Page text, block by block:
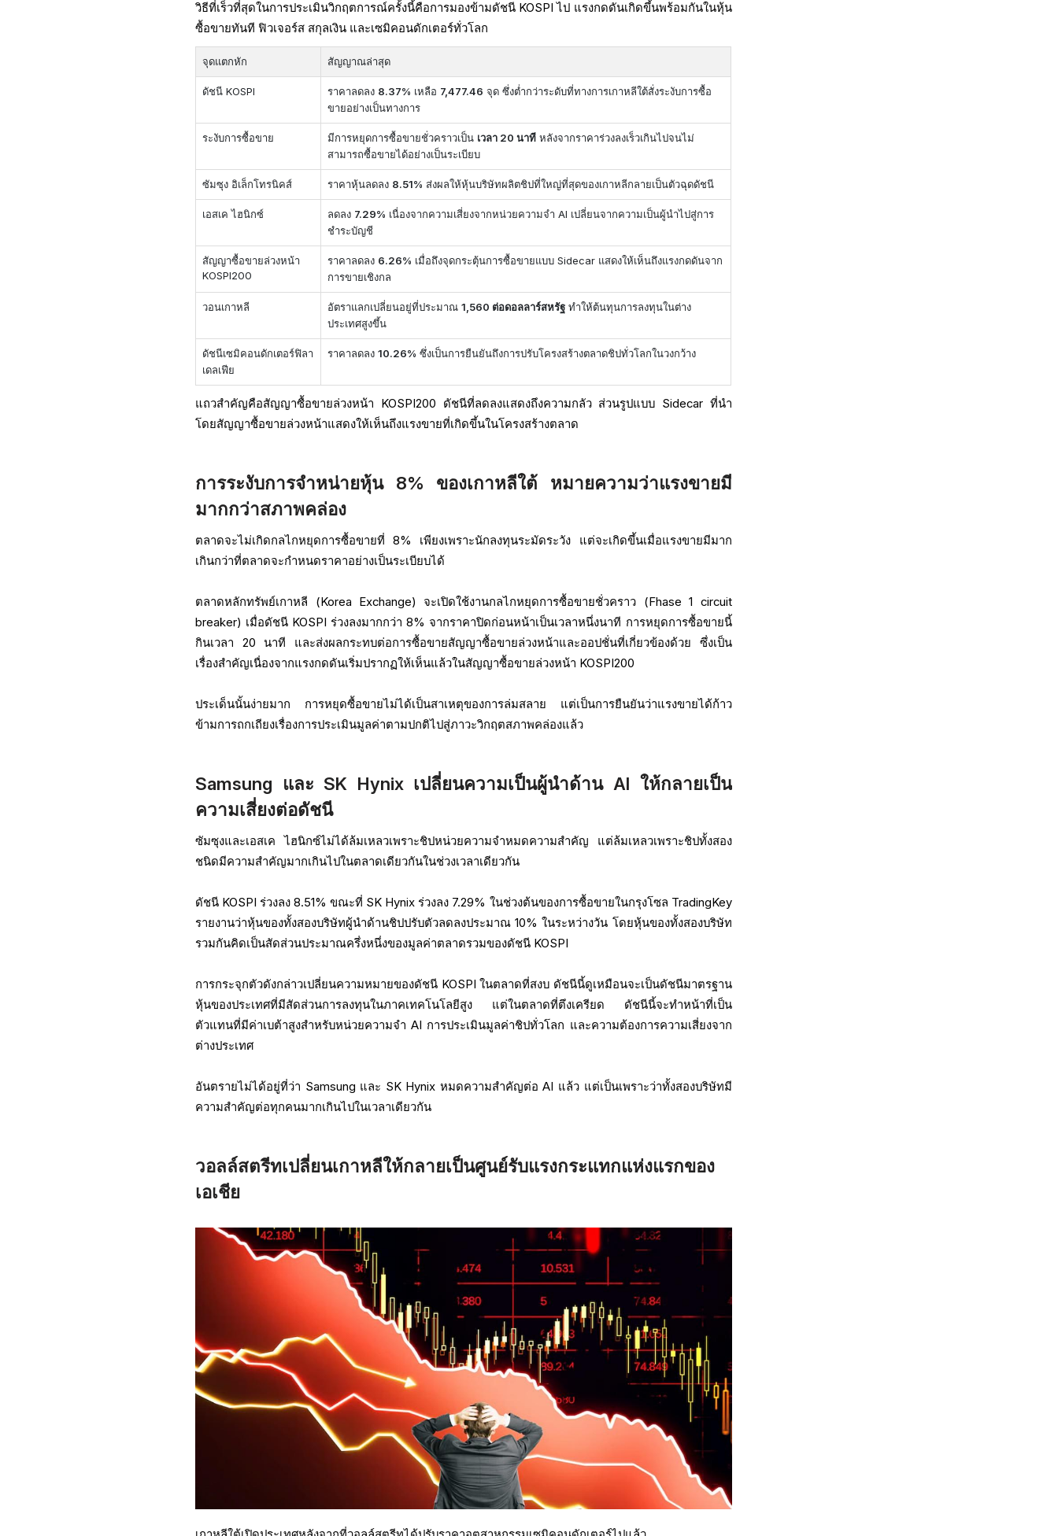
วิธีที่เร็วที่สุดในการประเมินวิกฤตการณ์ครั้งนี้คือการมองข้ามดัชนี KOSPI ไป แรงกดดันเกิดขึ้นพร้อมกันในหุ้น
ซื้อขายทันที ฟิวเจอร์ส สกุลเงิน และเซมิคอนดักเตอร์ทั่วโลก
จุดแตกหัก สัญญาณล่าสุด
ดัชนี KOSPI ราคาลดลง 8.37% เหลือ 7,477.46 จุด ซึ่งต่ำกว่าระดับที่ทางการเกาหลีใต้สั่งระงับการซื้อ
ขายอย่างเป็นทางการ
ระงับการซื้อขาย มีการหยุดการซื้อขายชั่วคราวเป็น เวลา 20 นาที หลังจากราคาร่วงลงเร็วเกินไปจนไม่
สามารถซื้อขายได้อย่างเป็นระเบียบ
ซัมซุง อิเล็กโทรนิคส์ ราคาหุ้นลดลง 8.51% ส่งผลให้หุ้นบริษัทผลิตชิปที่ใหญ่ที่สุดของเกาหลีกลายเป็นตัวฉุดดัชนี
เอสเค ไฮนิกซ์ ลดลง 7.29% เนื่องจากความเสี่ยงจากหน่วยความจำ AI เปลี่ยนจากความเป็นผู้นำไปสู่การ
ชำระบัญชี
สัญญาซื้อขายล่วงหน้า
KOSPI200
ราคาลดลง 6.26% เมื่อถึงจุดกระตุ้นการซื้อขายแบบ Sidecar แสดงให้เห็นถึงแรงกดดันจาก
การขายเชิงกล
วอนเกาหลี อัตราแลกเปลี่ยนอยู่ที่ประมาณ1,560 ต่อดอลลาร์สหรัฐ ทำให้ต้นทุนการลงทุนในต่าง
ประเทศสูงขึ้น
ดัชนีเซมิคอนดักเตอร์ฟิลา
เดลเฟีย
ราคาลดลง10.26% ซึ่งเป็นการยืนยันถึงการปรับโครงสร้างตลาดชิปทั่วโลกในวงกว้าง
แถวสำคัญคือสัญญาซื้อขายล่วงหน้า KOSPI200 ดัชนีที่ลดลงแสดงถึงความกลัว ส่วนรูปแบบ Sidecar ที่นำ
โดยสัญญาซื้อขายล่วงหน้าแสดงให้เห็นถึงแรงขายที่เกิดขึ้นในโครงสร้างตลาด
การระงับการจำหน่ายหุ้น 8% ของเกาหลีใต้ หมายความว่าแรงขายมี
มากกว่าสภาพคล่อง
ตลาดจะไม่เกิดกลไกหยุดการซื้อขายที่ 8% เพียงเพราะนักลงทุนระมัดระวัง แต่จะเกิดขึ้นเมื่อแรงขายมีมาก
เกินกว่าที่ตลาดจะกำหนดราคาอย่างเป็นระเบียบได้
ตลาดหลักทรัพย์เกาหลี (Korea Exchange) จะเปิดใช้งานกลไกหยุดการซื้อขายชั่วคราว (Fhase 1 circuit
breaker) เมื่อดัชนี KOSPI ร่วงลงมากกว่า 8% จากราคาปิดก่อนหน้าเป็นเวลาหนึ่งนาที การหยุดการซื้อขายนี้
กินเวลา 20 นาที และส่งผลกระทบต่อการซื้อขายสัญญาซื้อขายล่วงหน้าและออปชั่นที่เกี่ยวข้องด้วย ซึ่งเป็น
เรื่องสำคัญเนื่องจากแรงกดดันเริ่มปรากฏให้เห็นแล้วในสัญญาซื้อขายล่วงหน้า KOSPI200
ประเด็นนั้นง่ายมาก การหยุดซื้อขายไม่ได้เป็นสาเหตุของการล่มสลาย แต่เป็นการยืนยันว่าแรงขายได้ก้าว
ข้ามการถกเถียงเรื่องการประเมินมูลค่าตามปกติไปสู่ภาวะวิกฤตสภาพคล่องแล้ว
Samsung และ SK Hynix เปลี่ยนความเป็นผู้นำด้าน AI ให้กลายเป็น
ความเสี่ยงต่อดัชนี
ซัมซุงและเอสเค ไฮนิกซ์ไม่ได้ล้มเหลวเพราะชิปหน่วยความจำหมดความสำคัญ แต่ล้มเหลวเพราะชิปทั้งสอง
ชนิดมีความสำคัญมากเกินไปในตลาดเดียวกันในช่วงเวลาเดียวกัน
ดัชนี KOSPI ร่วงลง 8.51% ขณะที่ SK Hynix ร่วงลง 7.29% ในช่วงต้นของการซื้อขายในกรุงโซล TradingKey
รายงานว่าหุ้นของทั้งสองบริษัทผู้นำด้านชิปปรับตัวลดลงประมาณ 10% ในระหว่างวัน โดยหุ้นของทั้งสองบริษัท
รวมกันคิดเป็นสัดส่วนประมาณครึ่งหนึ่งของมูลค่าตลาดรวมของดัชนี KOSPI
การกระจุกตัวดังกล่าวเปลี่ยนความหมายของดัชนี KOSPI ในตลาดที่สงบ ดัชนีนี้ดูเหมือนจะเป็นดัชนีมาตรฐาน
หุ้นของประเทศที่มีสัดส่วนการลงทุนในภาคเทคโนโลยีสูง แต่ในตลาดที่ตึงเครียด ดัชนีนี้จะทำหน้าที่เป็น
ตัวแทนที่มีค่าเบต้าสูงสำหรับหน่วยความจำ AI การประเมินมูลค่าชิปทั่วโลก และความต้องการความเสี่ยงจาก
ต่างประเทศ
อันตรายไม่ได้อยู่ที่ว่า Samsung และ SK Hynix หมดความสำคัญต่อ AI แล้ว แต่เป็นเพราะว่าทั้งสองบริษัทมี
ความสำคัญต่อทุกคนมากเกินไปในเวลาเดียวกัน
วอลล์สตรีทเปลี่ยนเกาหลีให้กลายเป็นศูนย์รับแรงกระแทกแห่งแรกของ
เอเชีย